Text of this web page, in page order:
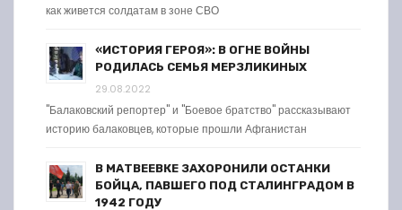
как живется солдатам в зоне СВО
«ИСТОРИЯ ГЕРОЯ»: В ОГНЕ ВОЙНЫ
РОДИЛАСЬ СЕМЬЯ МЕРЗЛИКИНЫХ
29.08.2022
"Балаковский репортер" и "Боевое братство" рассказывают
историю балаковцев, которые прошли Афганистан
В МАТВЕЕВКЕ ЗАХОРОНИЛИ ОСТАНКИ
БОЙЦА, ПАВШЕГО ПОД СТАЛИНГРАДОМ В
1942 ГОДУ